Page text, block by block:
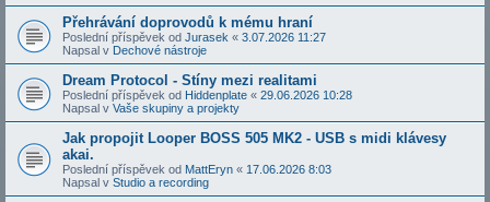
Přehrávání doprovodů k mému hraní
Poslední příspěvek od Jurasek « 3.07.2026 11:27
Napsal v Dechové nástroje
Dream Protocol - Stíny mezi realitami
Poslední příspěvek od Hiddenplate « 29.06.2026 10:28
Napsal v Vaše skupiny a projekty
Jak propojit Looper BOSS 505 MK2 - USB s midi klávesy
akai.
Poslední příspěvek od MattEryn « 17.06.2026 8:03
Napsal v Studio a recording